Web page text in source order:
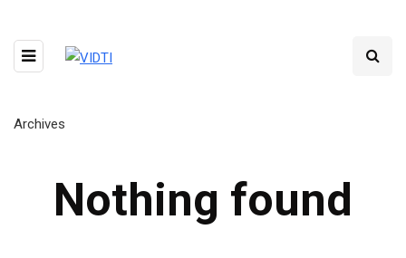
Archives
Nothing found